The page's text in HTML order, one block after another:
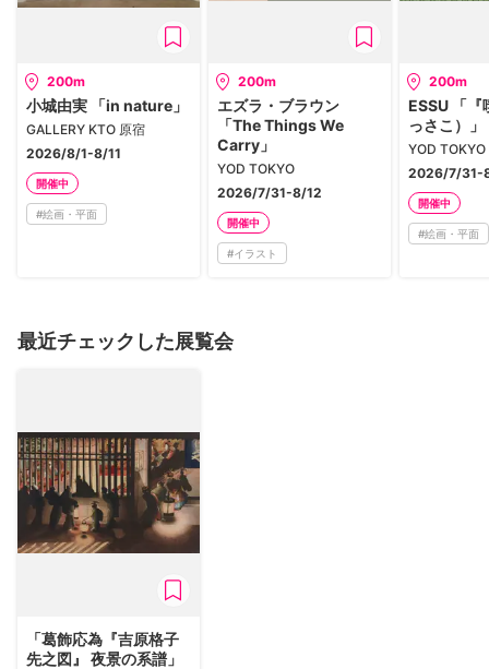
200m
小城由実 「in nature」
GALLERY KTO 原宿
2026/8/1-8/11
開催中
#絵画・平面
200m
エズラ・ブラウン
「The Things We
Carry」
YOD TOKYO
2026/7/31-8/12
開催中
#イラスト
200m
ESSU 「『
っさこ）」
YOD TOKYO
2026/7/31-
開催中
#絵画・平面
最近チェックした展覧会
「葛飾応為『吉原格子
先之図』 夜景の系譜」